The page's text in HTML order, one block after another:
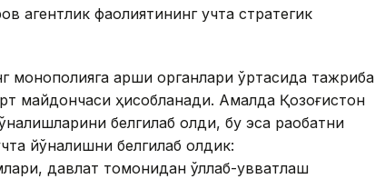
фаолиятининг учта стратегик
монополияга қарши органлари ўртасида тажриба
майдончаси ҳисобланади. Амалда Қозоғистон
белгилаб олди, бу эса рақобатни
йўналишни белгилаб олдик:
давлат томонидан қўллаб-қувватлаш